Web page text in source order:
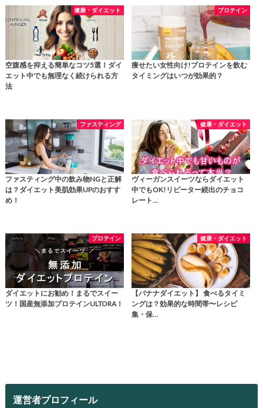
健康・ダイエット
空腹感を抑える簡単なコツ5選！ダイ
エット中でも無理なく続けられる方
法
プロテイン
痩せたい女性向け!プロテインを飲む
タイミングはいつが効果的？
ファスティング
ファスティング中の飲み物NGと正解
は？ダイエット美肌効果UPのおすす
め！
健康・ダイエット
ヴィーガンスイーツならダイエット
中でもOK!リピーター続出のチョコ
レート…
プロテイン
ダイエットにお勧め！まるでスイー
ツ！国産無添加プロテインULTORA！
健康・ダイエット
【バナナダイエット】 食べるタイミ
ングは？効果的な時間帯〜レシピ
集・保…
運営者プロフィール